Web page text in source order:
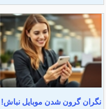
نگران گرون شدن موبایل نباش!